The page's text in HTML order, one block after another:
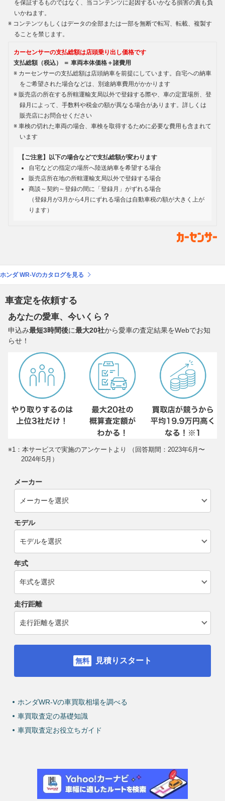
を保証するものではなく、当コンテンツに起因するいかなる損害の責も負
いかねます。
コンテンツもしくはデータの全部または一部を無断で転写、転載、複製す
ることを禁じます。
カーセンサーの支払総額は店頭乗り出し価格です
支払総額（税込） ＝ 車両本体価格＋諸費用
カーセンサーの支払総額は店頭納車を前提にしています。自宅への納車
をご希望された場合などは、別途納車費用がかかります
販売店の所在する所轄運輸支局以外で登録する際や、車の定置場所、登
録月によって、手数料や税金の額が異なる場合があります。詳しくは
販売店にお問合せください
車検の切れた車両の場合、車検を取得するために必要な費用も含まれて
います
【ご注意】以下の場合などで支払総額が変わります
自宅などの指定の場所へ陸送納車を希望する場合
販売店所在地の所轄運輸支局以外で登録する場合
商談～契約～登録の間に「登録月」がずれる場合
（登録月が3月から4月にずれる場合は自動車税の額が大きく上が
ります）
ホンダ WR-Vのカタログを見る
車査定を依頼する
あなたの愛車、今いくら？
申込み最短3時間後に最大20社から愛車の査定結果をWebでお知
らせ！
※1：本サービスで実施のアンケートより （回答期間：2023年6月〜
2024年5月）
メーカー
モデル
年式
走行距離
見積りスタート
ホンダWR-Vの車買取相場を調べる
車買取査定の基礎知識
車買取査定お役立ちガイド